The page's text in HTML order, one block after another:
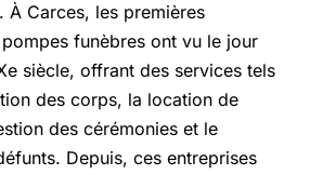
À Carces, les premières
funèbres ont vu le jour
siècle, offrant des services tels
des corps, la location de
des cérémonies et le
Depuis, ces entreprises